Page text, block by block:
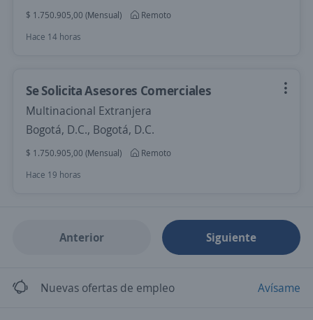
$ 1.750.905,00 (Mensual)
Remoto
Hace 14 horas
Se Solicita Asesores Comerciales
Multinacional Extranjera
Bogotá, D.C., Bogotá, D.C.
$ 1.750.905,00 (Mensual)
Remoto
Hace 19 horas
Anterior Siguiente
Nuevas ofertas de empleo Avísame